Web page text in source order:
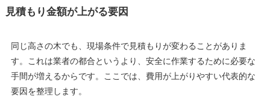
見積もり金額が上がる要因
同じ高さの木でも、現場条件で見積もりが変わることがありま
す。これは業者の都合というより、安全に作業するために必要な
手間が増えるからです。ここでは、費用が上がりやすい代表的な
要因を整理します。